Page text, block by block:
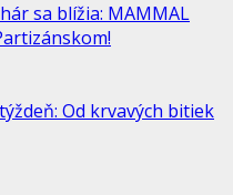
sa blížia: MAMMAL
Od krvavých bitiek